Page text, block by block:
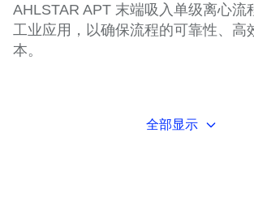
AHLSTAR APT 末端吸入单级离心流
工业应用，以确保流程的可靠性、高
本。
全部显示